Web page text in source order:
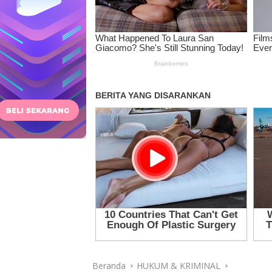
Beranda HUKUM & KRIMINAL